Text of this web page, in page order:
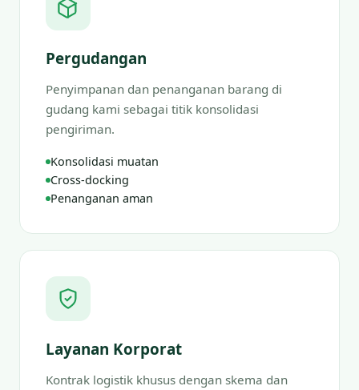
Pergudangan
Penyimpanan dan penanganan barang di
gudang kami sebagai titik konsolidasi
pengiriman.
Konsolidasi muatan
Cross-docking
Penanganan aman
Layanan Korporat
Kontrak logistik khusus dengan skema dan